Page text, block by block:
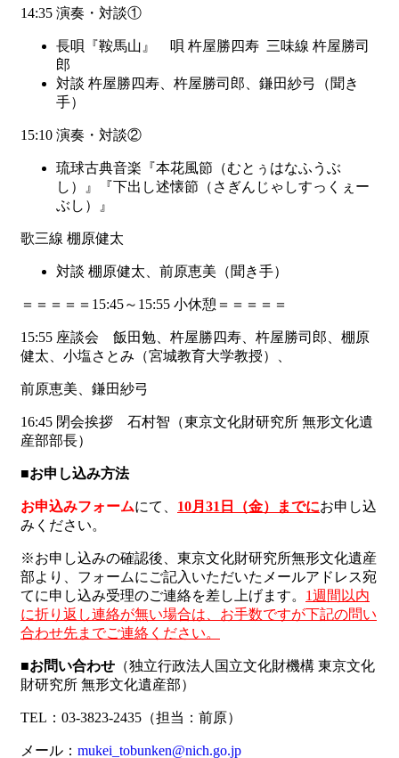
14:35 演奏・対談①
長唄『鞍馬山』 唄 杵屋勝四寿 三味線 杵屋勝司
郎
対談 杵屋勝四寿、杵屋勝司郎、鎌田紗弓（聞き
手）
15:10 演奏・対談②
琉球古典音楽『本花風節（むとぅはなふうぶ
し）』『下出し述懐節（さぎんじゃしすっくぇー
ぶし）』
歌三線 棚原健太
対談 棚原健太、前原恵美（聞き手）
＝＝＝＝＝15:45～15:55 小休憩＝＝＝＝＝
15:55 座談会 飯田勉、杵屋勝四寿、杵屋勝司郎、棚原
健太、小塩さとみ（宮城教育大学教授）、
前原恵美、鎌田紗弓
16:45 閉会挨拶 石村智（東京文化財研究所 無形文化遺
産部部長）
■お申し込み方法
お申込みフォームにて、 10月31日（金）までにお申し込
みください。
※お申し込みの確認後、東京文化財研究所無形文化遺産
部より、フォームにご記入いただいたメールアドレス宛
てに申し込み受理のご連絡を差し上げます。 1週間以内
に折り返し連絡が無い場合は、お手数ですが下記の問い
合わせ先までご連絡ください。
■お問い合わせ （独立行政法人国立文化財機構 東京文化
財研究所 無形文化遺産部）
TEL：03-3823-2435（担当：前原）
メール： mukei_tobunken@nich.go.jp